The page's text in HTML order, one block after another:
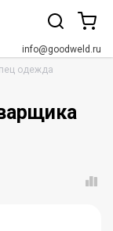
info@goodweld.ru
одежда